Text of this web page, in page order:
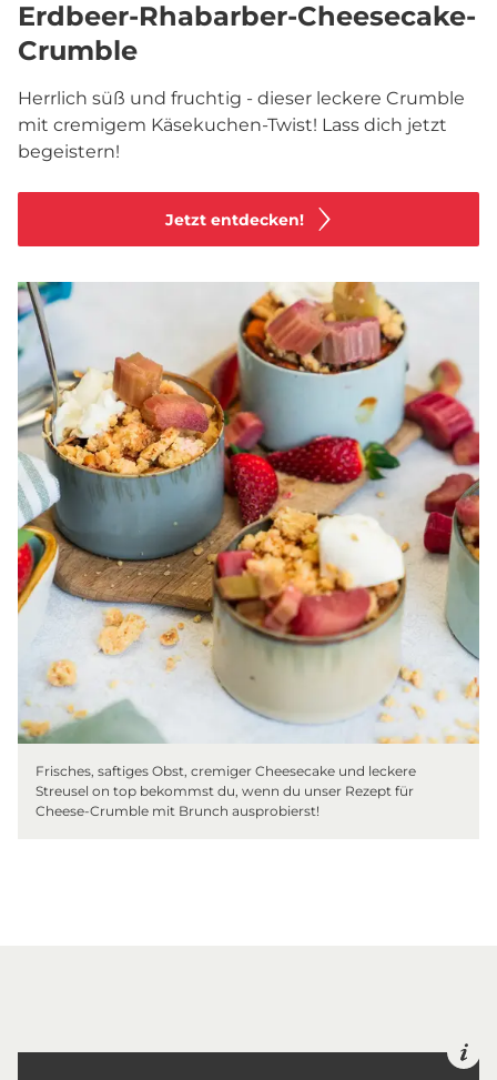
Erdbeer-Rhabarber-Cheesecake-
Crumble
Herrlich süß und fruchtig - dieser leckere Crumble
mit cremigem Käsekuchen-Twist! Lass dich jetzt
begeistern!
Jetzt entdecken!
Frisches, saftiges Obst, cremiger Cheesecake und leckere
Streusel on top bekommst du, wenn du unser Rezept für
Cheese-Crumble mit Brunch ausprobierst!